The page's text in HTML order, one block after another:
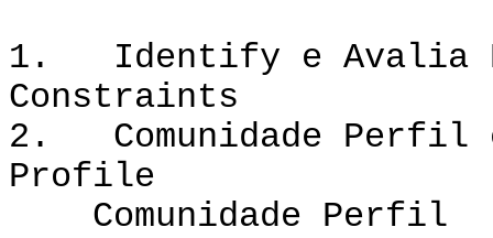
1. Identify e Avalia
2. Comunidade Perfil
Profile